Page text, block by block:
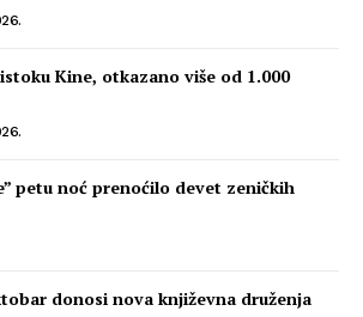
Kine, otkazano više od 1.000
petu noć prenoćilo devet zeničkih
donosi nova književna druženja